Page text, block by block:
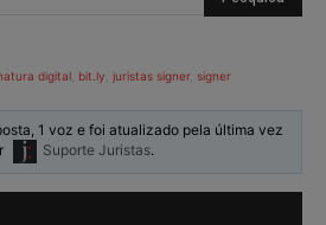
digital bit.ly juristas signer, signer
1 voz e foi atualizado pela última vez
Suporte Juristas.